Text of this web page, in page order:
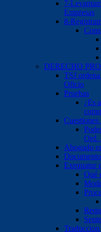
7-
Empresas
8-
DERECHO
TSJ
Oficio
Pruebas
¿Es
Cuestiones
Ord.
Abogado
Exequatur
Qué
Traduccion